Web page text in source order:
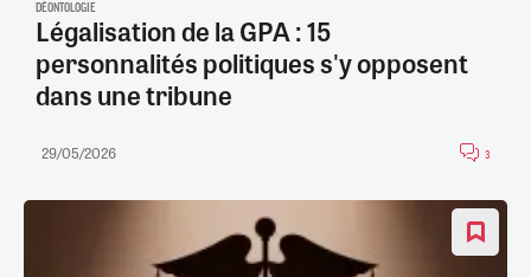
DÉONTOLOGIE
Légalisation de la GPA : 15
personnalités politiques s'y opposent
dans une tribune
29/05/2026 3